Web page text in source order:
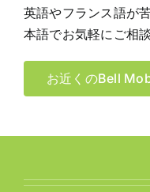
英語やフランス語が
本語でお気軽にご相
お近くのBell